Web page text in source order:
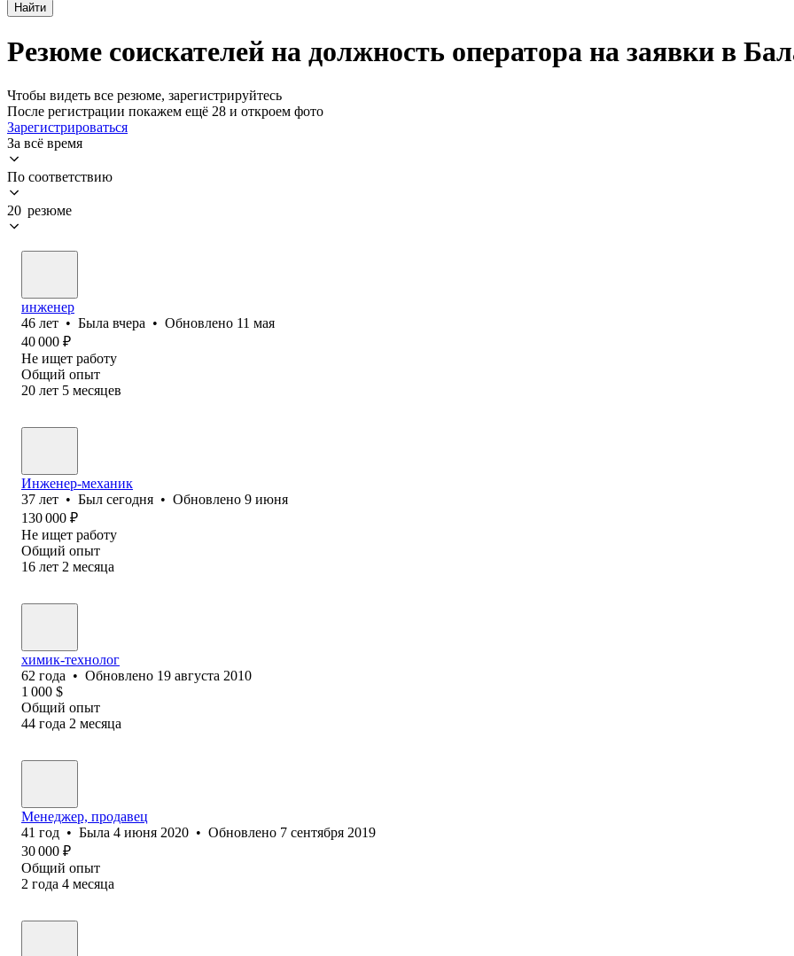
Найти
Резюме соискателей на должность оператора на заявки в
Чтобы видеть все резюме, зарегистрируйтесь
После регистрации покажем ещё 28 и откроем фото
Зарегистрироваться
За всё время
По соответствию
20 резюме
инженер
46 лет • Была вчера • Обновлено 11 мая
40 000 ₽
Не ищет работу
Общий опыт
20 лет 5 месяцев
Инженер-механик
37 лет • Был сегодня • Обновлено 9 июня
130 000 ₽
Не ищет работу
Общий опыт
16 лет 2 месяца
химик-технолог
62 года • Обновлено 19 августа 2010
1 000 $
Общий опыт
44 года 2 месяца
Менеджер, продавец
41 год • Была 4 июня 2020 • Обновлено 7 сентября 2019
30 000 ₽
Общий опыт
2 года 4 месяца